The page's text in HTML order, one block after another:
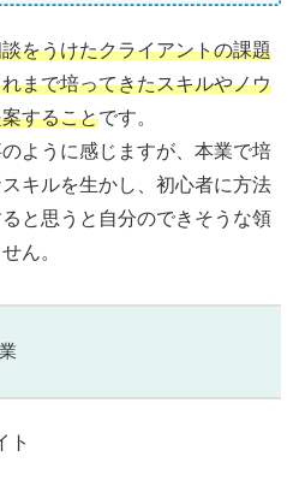
をうけたクライアントの課題
まで培ってきたスキルやノウ
することです。
ように感じますが、本業で培
キルを生かし、初心者に方法
と思うと自分のできそうな領
ん。
ト